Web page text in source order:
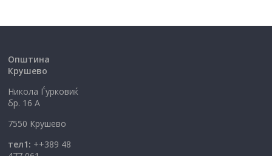
Општина
Крушево
Никола Ѓурковиќ
бр. 16 А
7550 Крушево
тел1: ++389 48